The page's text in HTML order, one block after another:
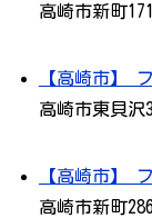
高崎市新町
【高崎市】
高崎市東貝沢
【高崎市】
高崎市新町